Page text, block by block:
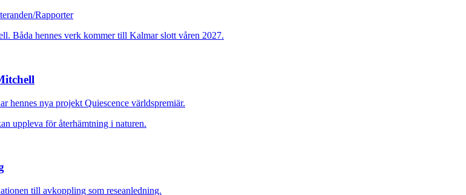
Rapporter
nya projekt Quiescence världspremiär.
till avkoppling som reseanledning.